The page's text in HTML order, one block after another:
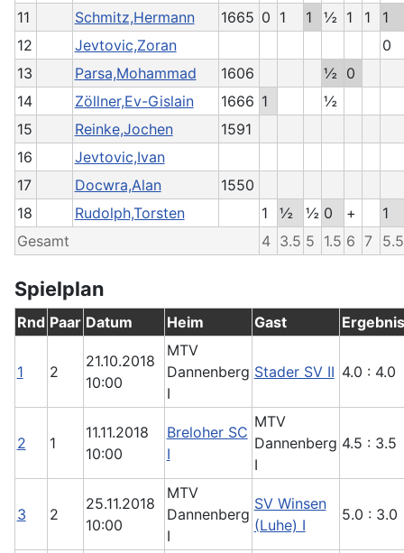
11
Schmitz,Hermann 1665 0 1 1 ½ 1 1
1
12
Jevtovic,Zoran
0
13
Parsa,Mohammad 1606 ½ 0
14
Zöllner,Ev-Gislain 1666 1
½
15
Reinke,Jochen
1591
16
Jevtovic,Ivan
17
Docwra,Alan
1550
18
Rudolph,Torsten 1 ½ ½ 0 +
1
Gesamt
4 3.5 5 1.5 6 7 5.5
Spielplan
Rnd Paar Datum Heim Gast Ergebnis
1 2
21.10.2018
10:00
MTV
Dannenberg
I
Stader SV II 4.0 : 4.0
2 1
11.11.2018
10:00
Breloher SC
I
MTV
Dannenberg
I
4.5 : 3.5
3 2
25.11.2018
10:00
MTV
Dannenberg
I
SV Winsen
(Luhe) I
5.0 : 3.0